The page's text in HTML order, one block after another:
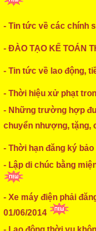
- Tin tức về các chính
- ĐÀO TẠO KẾ TOÁN
- Tin tức về lao động,
- Thời hiệu xử phạt
- Những trường hợp
chuyển nhượng, tặng,
- Thời hạn đăng ký
- Lập di chúc bằng
- Xe máy điện phải
01/06/2014
* ĐÀO TẠO KẾ TOÁN
* TUYỂN DỤNG KẾ
* Mức phạt khi chậm
* Lập di chúc bằng